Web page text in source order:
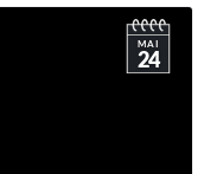
MAI
24